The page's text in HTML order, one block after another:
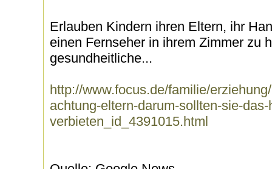
Erlauben Kindern ihren Eltern, ihr
einen Fernseher in ihrem Zimmer zu
gesundheitliche...
http://www.focus.de/familie/
achtung-eltern-darum-sollten-sie-
verbieten_id_4391015.html